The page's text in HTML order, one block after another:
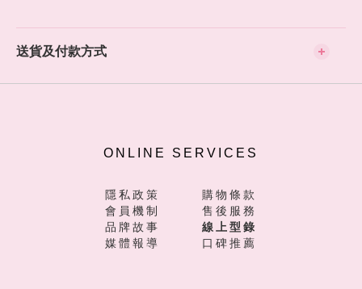
送貨及付款方式
ONLINE SERVICES
隱私政策
購物條款
會員機制
售後服務
品牌故事
線上型錄
媒體報導
口碑推薦